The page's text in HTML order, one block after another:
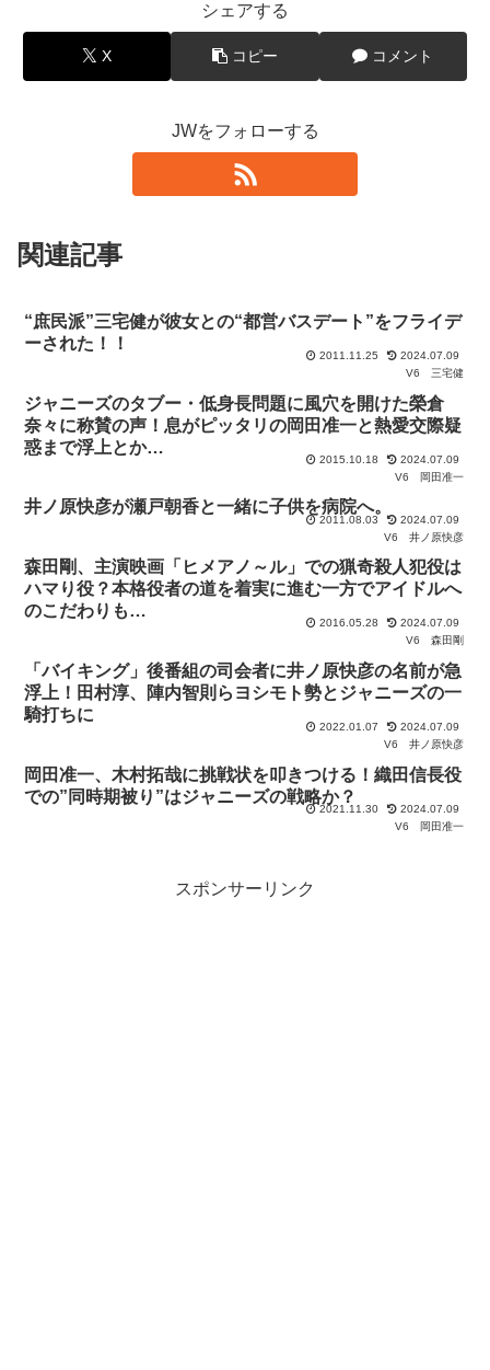
シェアする
X コピー コメント
JWをフォローする
関連記事
“庶民派”三宅健が彼女との“都営バスデート”をフライデ
ーされた！！
2011.11.25
2024.07.09
V6
三宅健
ジャニーズのタブー・低身長問題に風穴を開けた榮倉
奈々に称賛の声！息がピッタリの岡田准一と熱愛交際疑
惑まで浮上とか…
2015.10.18
2024.07.09
V6
岡田准一
井ノ原快彦が瀬戸朝香と一緒に子供を病院へ。
2011.08.03
2024.07.09
V6
井ノ原快彦
森田剛、主演映画「ヒメアノ～ル」での猟奇殺人犯役は
ハマり役？本格役者の道を着実に進む一方でアイドルへ
のこだわりも…
2016.05.28
2024.07.09
V6
森田剛
「バイキング」後番組の司会者に井ノ原快彦の名前が急
浮上！田村淳、陣内智則らヨシモト勢とジャニーズの一
騎打ちに
2022.01.07
2024.07.09
V6
井ノ原快彦
岡田准一、木村拓哉に挑戦状を叩きつける！織田信長役
での”同時期被り”はジャニーズの戦略か？
2021.11.30
2024.07.09
V6
岡田准一
スポンサーリンク